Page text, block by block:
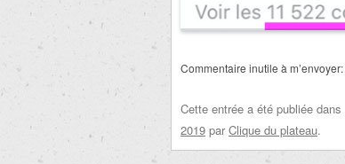
Commentaire inutile à
Cette entrée a été publiée dans
2019 par Clique du plateau.